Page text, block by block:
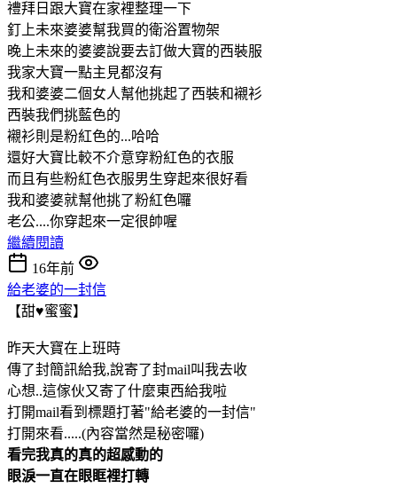
禮拜日跟大寶在家裡整理一下
釘上未來婆婆幫我買的衛浴置物架
晚上未來的婆婆說要去訂做大寶的西裝服
我家大寶一點主見都沒有
我和婆婆二個女人幫他挑起了西裝和襯衫
西裝我們挑藍色的
襯衫則是粉紅色的...哈哈
還好大寶比較不介意穿粉紅色的衣服
而且有些粉紅色衣服男生穿起來很好看
我和婆婆就幫他挑了粉紅色囉
老公....你穿起來一定很帥喔
繼續閱讀
16年前
給老婆的一封信
【甜♥蜜蜜】
昨天大寶在上班時
傳了封簡訊給我,說寄了封mail叫我去收
心想..這傢伙又寄了什麼東西給我啦
打開mail看到標題打著"給老婆的一封信"
打開來看.....(內容當然是秘密囉)
看完我真的真的超感動的
眼淚一直在眼眶裡打轉